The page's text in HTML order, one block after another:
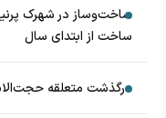
ساخت‌وساز در شهرک
ساخت از ابتدای سال
درگذشت متعلقه